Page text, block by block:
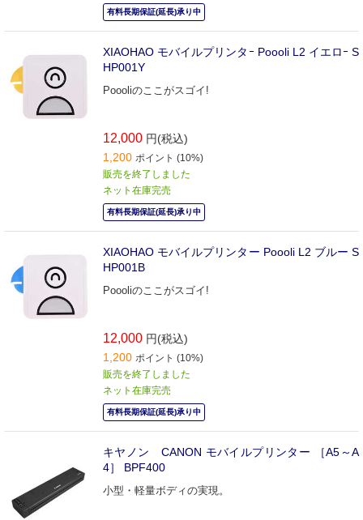
有料長期保証(延長)承り中
XIAOHAO モバイルプリンタｰ Poooli L2 イエロｰ S
HP001Y
Poooliのここがスゴイ!
12,000 円(税込)
1,200 ポイント (10%)
販売を終了しました
ネット在庫完売
有料長期保証(延長)承り中
XIAOHAO モバイルプリンター Poooli L2 ブルー S
HP001B
Poooliのここがスゴイ!
12,000 円(税込)
1,200 ポイント (10%)
販売を終了しました
ネット在庫完売
有料長期保証(延長)承り中
キヤノン CANON モバイルプリンター ［A5～A
4］ BPF400
小型・軽量ボディの実現。